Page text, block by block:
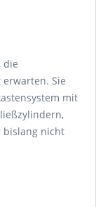
die
Sie
mit
bislang nicht